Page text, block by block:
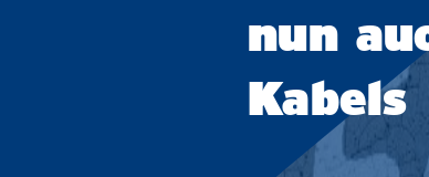
Duale Studiengänge Schwerpunkte
Studium Generale (Seminarwesen)
nun
Kabels